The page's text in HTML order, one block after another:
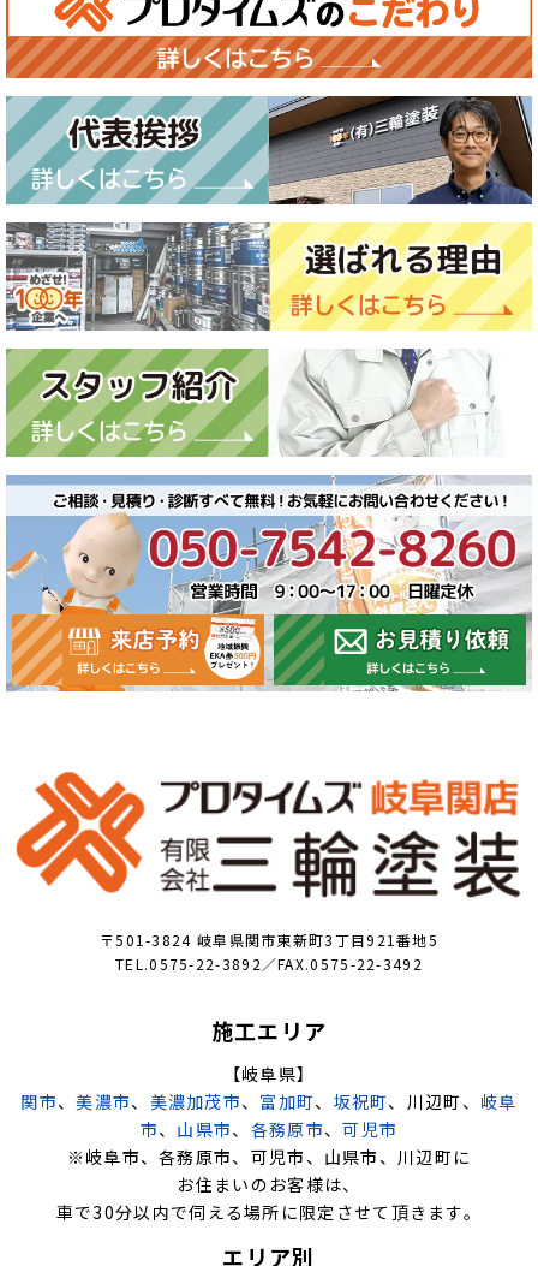
〒501-3824 岐阜県関市東新町3丁目921番地5
TEL.0575-22-3892／FAX.0575-22-3492
施工エリア
【岐阜県】
関市、美濃市、 美濃加茂市、 富加町、 坂祝町、川辺町、 岐阜
市、 山県市、 各務原市、可児市
※岐阜市、各務原市、可児市、山県市、川辺町に
お住まいのお客様は、
車で30分以内で伺える場所に限定させて頂きます。
エリア別